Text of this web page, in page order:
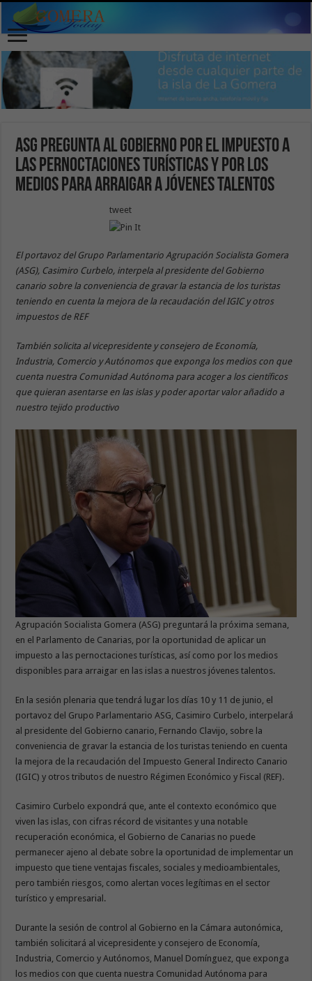
ASG pregunta al Gobierno por el impuesto a
las pernoctaciones turísticas y por los
medios para arraigar a jóvenes talentos
tweet
El portavoz del Grupo Parlamentario Agrupación Socialista Gomera
(ASG), Casimiro Curbelo, interpela al presidente del Gobierno
canario sobre la conveniencia de gravar la estancia de los turistas
teniendo en cuenta la mejora de la recaudación del IGIC y otros
impuestos de REF
También solicita al vicepresidente y consejero de Economía,
Industria, Comercio y Autónomos que exponga los medios con que
cuenta nuestra Comunidad Autónoma para acoger a los científicos
que quieran asentarse en las islas y poder aportar valor añadido a
nuestro tejido productivo
Agrupación Socialista Gomera (ASG) preguntará la próxima semana,
en el Parlamento de Canarias, por la oportunidad de aplicar un
impuesto a las pernoctaciones turísticas, así como por los medios
disponibles para arraigar en las islas a nuestros jóvenes talentos.
En la sesión plenaria que tendrá lugar los días 10 y 11 de junio, el
portavoz del Grupo Parlamentario ASG, Casimiro Curbelo, interpelará
al presidente del Gobierno canario, Fernando Clavijo, sobre la
conveniencia de gravar la estancia de los turistas teniendo en cuenta
la mejora de la recaudación del Impuesto General Indirecto Canario
(IGIC) y otros tributos de nuestro Régimen Económico y Fiscal (REF).
Casimiro Curbelo expondrá que, ante el contexto económico que
viven las islas, con cifras récord de visitantes y una notable
recuperación económica, el Gobierno de Canarias no puede
permanecer ajeno al debate sobre la oportunidad de implementar un
impuesto que tiene ventajas fiscales, sociales y medioambientales,
pero también riesgos, como alertan voces legítimas en el sector
turístico y empresarial.
Durante la sesión de control al Gobierno en la Cámara autonómica,
también solicitará al vicepresidente y consejero de Economía,
Industria, Comercio y Autónomos, Manuel Domínguez, que exponga
los medios con que cuenta nuestra Comunidad Autónoma para